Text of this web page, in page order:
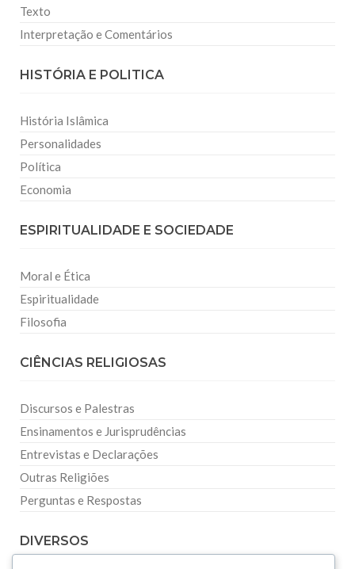
Texto
Interpretação e Comentários
HISTÓRIA E POLITICA
História Islâmica
Personalidades
Política
Economia
ESPIRITUALIDADE E SOCIEDADE
Moral e Ética
Espiritualidade
Filosofia
CIÊNCIAS RELIGIOSAS
Discursos e Palestras
Ensinamentos e Jurisprudências
Entrevistas e Declarações
Outras Religiões
Perguntas e Respostas
DIVERSOS